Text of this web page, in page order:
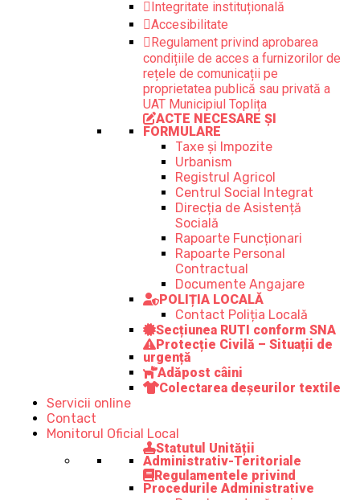
Integritate instituțională
Accesibilitate
Regulament privind aprobarea
condițiile de acces a furnizorilor de
rețele de comunicații pe
proprietatea publică sau privată a
UAT Municipiul Toplița
ACTE NECESARE ȘI
FORMULARE
Taxe și Impozite
Urbanism
Registrul Agricol
Centrul Social Integrat
Direcția de Asistență
Socială
Rapoarte Funcționari
Rapoarte Personal
Contractual
Documente Angajare
POLIȚIA LOCALĂ
Contact Poliția Locală
Secțiunea RUTI conform SNA
Protecție Civilă – Situații de
urgență
Adăpost câini
Colectarea deșeurilor textile
Servicii online
Contact
Monitorul Oficial Local
Statutul Unității
Administrativ-Teritoriale
Regulamentele privind
Procedurile Administrative